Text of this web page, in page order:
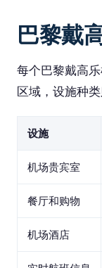
巴黎戴
每个巴黎戴高
区域，设施种
设施
机场贵宾室
餐厅和购物
机场酒店